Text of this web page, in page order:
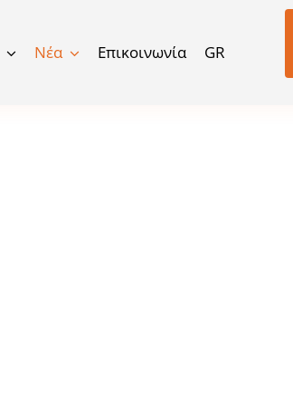
Νέα Επικοινωνία GR